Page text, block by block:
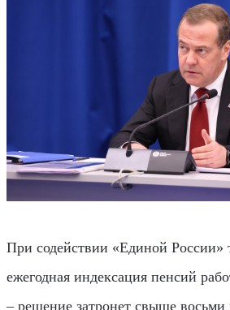
При содействии «Единой России»
ежегодная индексация пенсий
– решение затронет свыше